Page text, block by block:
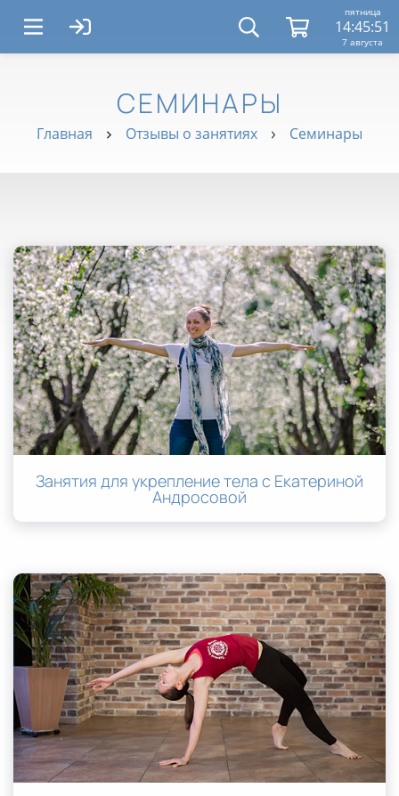
пятница
14:45:52
7 августа
СЕМИНАРЫ
Главная Отзывы о занятиях Семинары
Занятия для укрепление тела с Екатериной
Андросовой